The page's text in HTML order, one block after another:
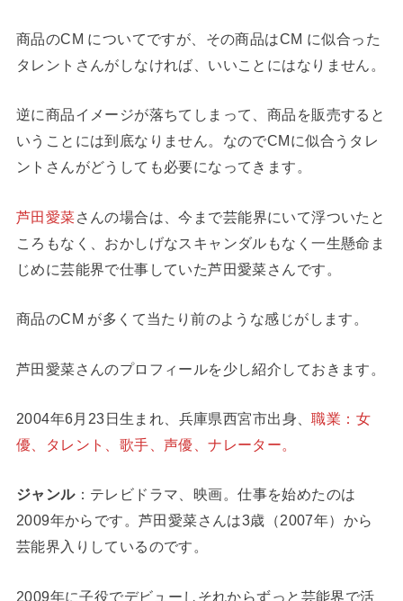
商品のCM についてですが、その商品はCM に似合った
タレントさんがしなければ、いいことにはなりません。
逆に商品イメージが落ちてしまって、商品を販売すると
いうことには到底なりません。なのでCMに似合うタレ
ントさんがどうしても必要になってきます。
芦田愛菜さんの場合は、今まで芸能界にいて浮ついたと
ころもなく、おかしげなスキャンダルもなく一生懸命ま
じめに芸能界で仕事していた芦田愛菜さんです。
商品のCM が多くて当たり前のような感じがします。
芦田愛菜さんのプロフィールを少し紹介しておきます。
2004年6月23日生まれ、兵庫県西宮市出身、職業：女
優、タレント、歌手、声優、ナレーター。
ジャンル：テレビドラマ、映画。仕事を始めたのは
2009年からです。芦田愛菜さんは3歳（2007年）から
芸能界入りしているのです。
2009年に子役でデビューしそれからずっと芸能界で活